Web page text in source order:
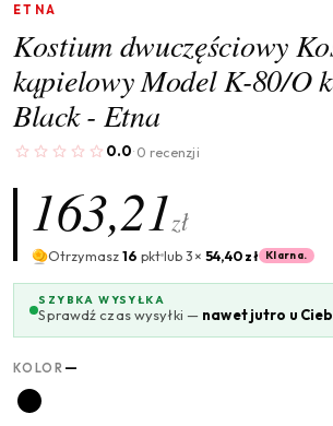
ETNA
Kostium dwuczęściowy
kąpielowy Model K-80/O
Black - Etna
0.0· 0 recenzji
163,21zł
Otrzymasz16 pktlub 3× 54,40 zł Klarna.
SZYBKA WYSYŁKA
Sprawdź czas wysyłki — nawet jutro u
KOLOR —